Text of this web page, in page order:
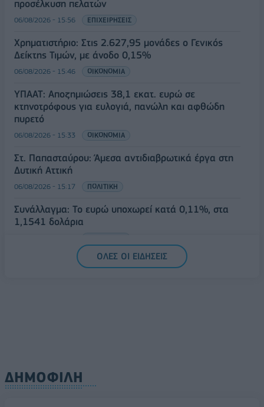
προσέλκυση πελατών
06/08/2026 - 15:56 ΕΠΙΧΕΙΡΗΣΕΙΣ
Χρηματιστήριο: Στις 2.627,95 μονάδες ο Γενικός
Δείκτης Τιμών, με άνοδο 0,15%
06/08/2026 - 15:46 ΟΙΚΟΝΟΜΙΑ
ΥΠΑΑΤ: Αποζημιώσεις 38,1 εκατ. ευρώ σε
κτηνοτρόφους για ευλογιά, πανώλη και αφθώδη
πυρετό
06/08/2026 - 15:33 ΟΙΚΟΝΟΜΙΑ
Στ. Παπασταύρου: Άμεσα αντιδιαβρωτικά έργα στη
Δυτική Αττική
06/08/2026 - 15:17 ΠΟΛΙΤΙΚΗ
Συνάλλαγμα: Το ευρώ υποχωρεί κατά 0,11%, στα
1,1541 δολάρια
ΟΛΕΣ ΟΙ ΕΙΔΗΣΕΙΣ
ΔΗΜΟΦΙΛΗ